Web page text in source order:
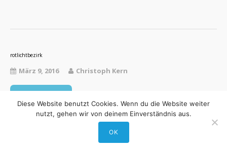
rotlichtbezirk
März 9, 2016 Christoph Kern
Read More
Theme by Tesseract
Diese Website benutzt Cookies. Wenn du die Website weiter
nutzt, gehen wir von deinem Einverständnis aus.
OK